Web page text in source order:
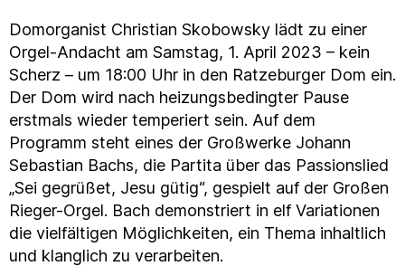
Domorganist Christian Skobowsky lädt zu einer
Orgel-Andacht am Samstag, 1. April 2023 – kein
Scherz – um 18:00 Uhr in den Ratzeburger Dom ein.
Der Dom wird nach heizungsbedingter Pause
erstmals wieder temperiert sein. Auf dem
Programm steht eines der Großwerke Johann
Sebastian Bachs, die Partita über das Passionslied
„Sei gegrüßet, Jesu gütig“, gespielt auf der Großen
Rieger-Orgel. Bach demonstriert in elf Variationen
die vielfältigen Möglichkeiten, ein Thema inhaltlich
und klanglich zu verarbeiten.